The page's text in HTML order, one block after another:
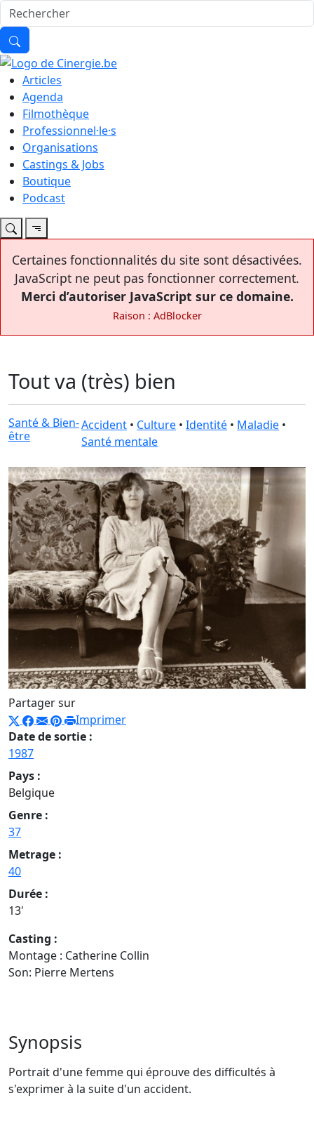
Articles
Agenda
Filmothèque
Professionnel·le·s
Organisations
Castings & Jobs
Boutique
Podcast
Certaines fonctionnalités du site sont désactivées.
JavaScript ne peut pas fonctionner correctement.
Merci d’autoriser JavaScript sur ce domaine.
Raison : AdBlocker
Tout va (très) bien
Santé & Bien-
être
Accident • Culture •Identité • Maladie •
Santé mentale
Partager sur
Imprimer
Date de sortie :
1987
Pays :
Belgique
Genre :
37
Metrage :
40
Durée :
13'
Casting :
Montage : Catherine Collin
Son: Pierre Mertens
Synopsis
Portrait d'une femme qui éprouve des difficultés à
s'exprimer à la suite d'un accident.